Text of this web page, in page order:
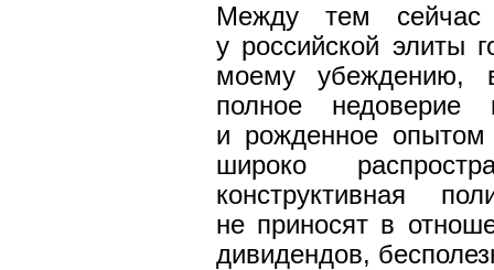
Между тем
у российской элиты
моему убеждению,
полное
и рожденное опытом
широко
конструктивная
не приносят в
дивидендов,